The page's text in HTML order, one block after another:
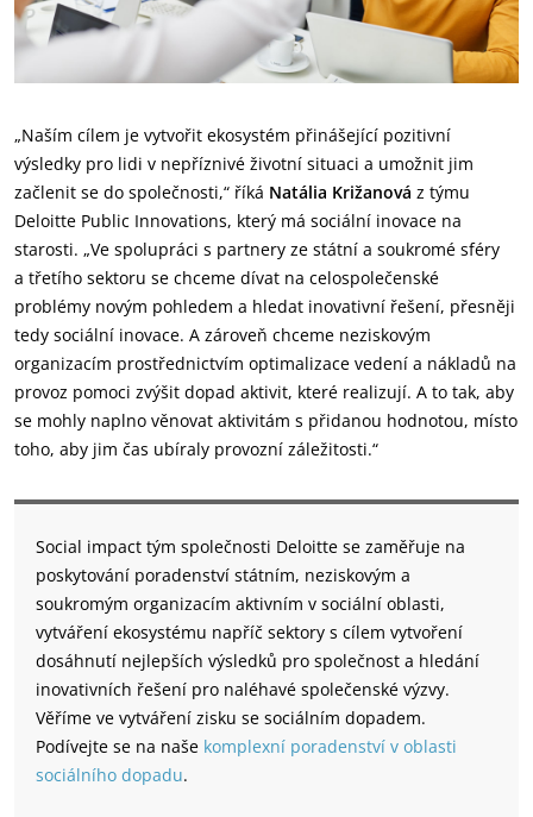
„Naším cílem je vytvořit ekosystém přinášející pozitivní
výsledky pro lidi v nepříznivé životní situaci a umožnit jim
začlenit se do společnosti,“ říká Natália Križanová z týmu
Deloitte Public Innovations, který má sociální inovace na
starosti. „Ve spolupráci s partnery ze státní a soukromé sféry
a třetího sektoru se chceme dívat na celospolečenské
problémy novým pohledem a hledat inovativní řešení, přesněji
tedy sociální inovace. A zároveň chceme neziskovým
organizacím prostřednictvím optimalizace vedení a nákladů na
provoz pomoci zvýšit dopad aktivit, které realizují. A to tak, aby
se mohly naplno věnovat aktivitám s přidanou hodnotou, místo
toho, aby jim čas ubíraly provozní záležitosti.“
Social impact tým společnosti Deloitte se zaměřuje na
poskytování poradenství státním, neziskovým a
soukromým organizacím aktivním v sociální oblasti,
vytváření ekosystému napříč sektory s cílem vytvoření
dosáhnutí nejlepších výsledků pro společnost a hledání
inovativních řešení pro naléhavé společenské výzvy.
Věříme ve vytváření zisku se sociálním dopadem.
Podívejte se na naše komplexní poradenství v oblasti
sociálního dopadu.